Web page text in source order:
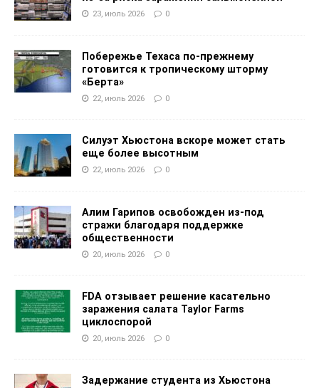
23, июль 2026 0
Побережье Техаса по-прежнему
готовится к тропическому шторму
«Берта»
22, июль 2026 0
Силуэт Хьюстона вскоре может стать
еще более высотным
22, июль 2026 0
Алим Гарипов освобожден из-под
стражи благодаря поддержке
общественности
20, июль 2026 0
FDA отзывает решение касательно
заражения салата Taylor Farms
циклоспорой
20, июль 2026 0
Задержание студента из Хьюстона